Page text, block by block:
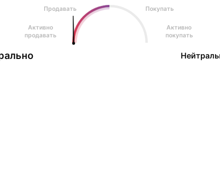
Продавать
Покупать
Активно
продавать
Активно
покупать